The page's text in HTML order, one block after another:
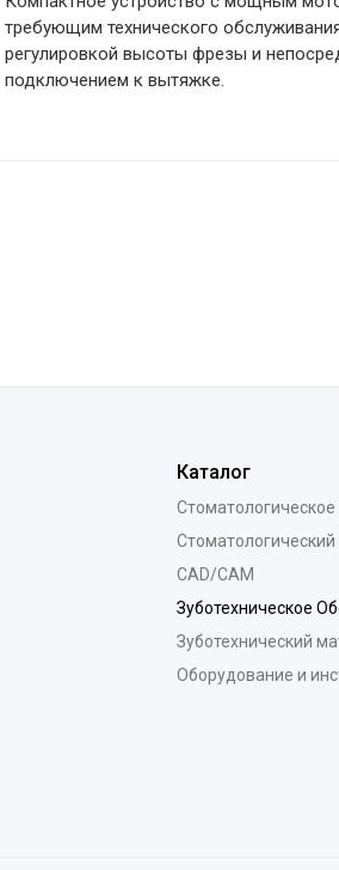
требующим технического
регулировкой высоты фрезы и
подключением к вытяжке.
Каталог
CAD/CAM
Зуботехническое
Зуботехнический
Оборудование и